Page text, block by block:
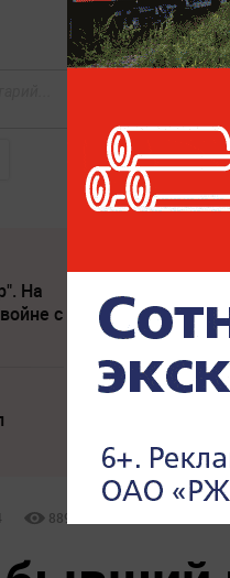
На
с
Украина
вступить в
России
Слуцкий
88980